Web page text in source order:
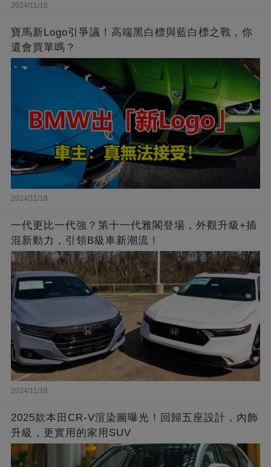
2024/11/18
寶馬新Logo引爭議！高端黑白標與藍白標之戰，你
還會買單嗎？
2024/11/18
一代更比一代強？第十一代雅閣登場，外觀升級+插
混新動力，引領B級車新潮流！
2024/11/18
2025款本田CR-V渲染圖曝光！回歸五座設計，內飾
升級，更實用的家用SUV